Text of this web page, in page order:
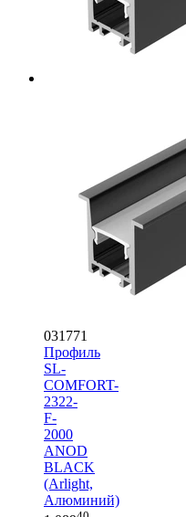
031771
Профиль
SL-
COMFORT-
2322-
F-
2000
ANOD
BLACK
(Arlight,
Алюминий)